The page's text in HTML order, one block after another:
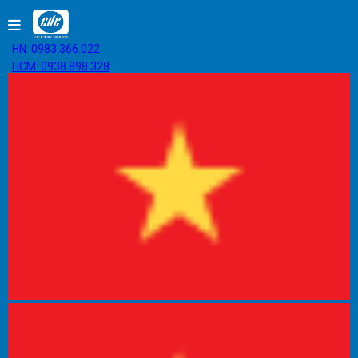
HN: 0983.366.022
HCM: 0938.898.328